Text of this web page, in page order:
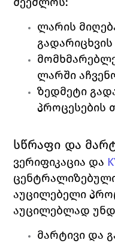
ლარის
ლარში
ზედმეტი
პროცესების
სწრაფი და
ვერიფიკაცია და
აუცილებელი
აუცილებლად
მარტივი და